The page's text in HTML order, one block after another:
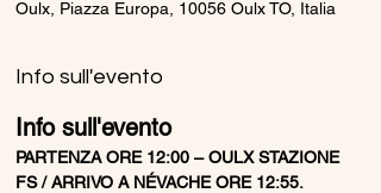
Oulx, Piazza Europa, 10056 Oulx TO, Italia
Info sull'evento
Info sull'evento
PARTENZA ORE 12:00 – OULX STAZIONE
FS / ARRIVO A NÉVACHE ORE 12:55.